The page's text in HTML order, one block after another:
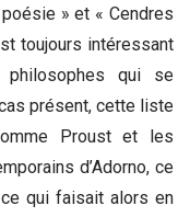
» et « Cendres
toujours intéressant
qui se
présent, cette liste
Proust et les
d’Adorno, ce
qui faisait alors en